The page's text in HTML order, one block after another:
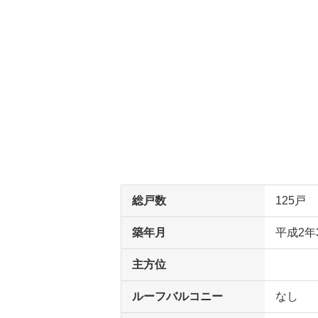
総戸数 125戸
築年月 平成2
主方位
ルーフバルコニー なし